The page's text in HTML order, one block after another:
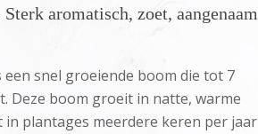
aromatisch, zoet, aangenaam
een snel groeiende boom die tot 7
Deze boom groeit in natte, warme
in plantages meerdere keren per jaar